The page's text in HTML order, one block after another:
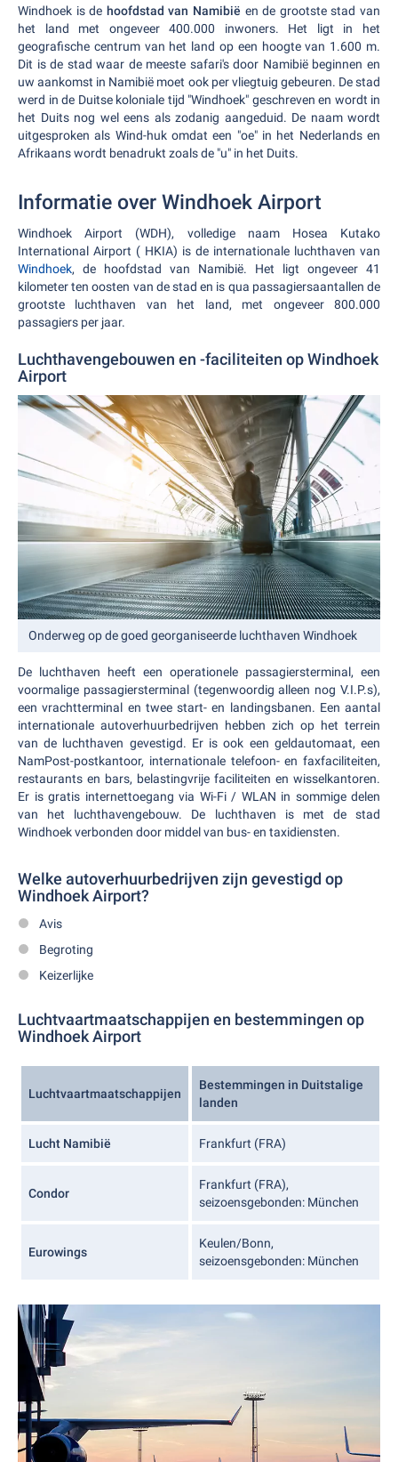
Windhoek is de hoofdstad van Namibië en de grootste stad van
het land met ongeveer 400.000 inwoners. Het ligt in het
geografische centrum van het land op een hoogte van 1.600 m.
Dit is de stad waar de meeste safari's door Namibië beginnen en
uw aankomst in Namibië moet ook per vliegtuig gebeuren. De stad
werd in de Duitse koloniale tijd "Windhoek" geschreven en wordt in
het Duits nog wel eens als zodanig aangeduid. De naam wordt
uitgesproken als Wind-huk omdat een "oe" in het Nederlands en
Afrikaans wordt benadrukt zoals de "u" in het Duits.
Informatie over Windhoek Airport
Windhoek Airport (WDH), volledige naam Hosea Kutako
International Airport ( HKIA) is de internationale luchthaven van
Windhoek, de hoofdstad van Namibië. Het ligt ongeveer 41
kilometer ten oosten van de stad en is qua passagiersaantallen de
grootste luchthaven van het land, met ongeveer 800.000
passagiers per jaar.
Luchthavengebouwen en -faciliteiten op Windhoek
Airport
Onderweg op de goed georganiseerde luchthaven Windhoek
De luchthaven heeft een operationele passagiersterminal, een
voormalige passagiersterminal (tegenwoordig alleen nog V.I.P.s),
een vrachtterminal en twee start- en landingsbanen. Een aantal
internationale autoverhuurbedrijven hebben zich op het terrein
van de luchthaven gevestigd. Er is ook een geldautomaat, een
NamPost-postkantoor, internationale telefoon- en faxfaciliteiten,
restaurants en bars, belastingvrije faciliteiten en wisselkantoren.
Er is gratis internettoegang via Wi-Fi / WLAN in sommige delen
van het luchthavengebouw. De luchthaven is met de stad
Windhoek verbonden door middel van bus- en taxidiensten.
Welke autoverhuurbedrijven zijn gevestigd op
Windhoek Airport?
Avis
Begroting
Keizerlijke
Luchtvaartmaatschappijen en bestemmingen op
Windhoek Airport
Luchtvaartmaatschappijen
Bestemmingen in Duitstalige
landen
Lucht Namibië Frankfurt (FRA)
Condor
Frankfurt (FRA),
seizoensgebonden: München
Eurowings
Keulen/Bonn,
seizoensgebonden: München